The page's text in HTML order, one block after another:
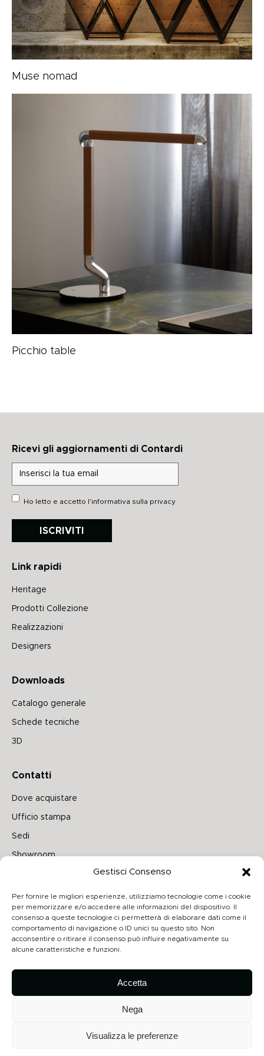
Gestisci Consenso
Per fornire le migliori esperienze, utilizziamo tecnologie come i cookie
per memorizzare e/o accedere alle informazioni del dispositivo. Il
consenso a queste tecnologie ci permetterà di elaborare dati come il
comportamento di navigazione o ID unici su questo sito. Non
acconsentire o ritirare il consenso può influire negativamente su
alcune caratteristiche e funzioni.
Accetta
Nega
Visualizza le preferenze
Muse nomad
Picchio table
Ricevi gli aggiornamenti di Contardi
Ho letto e accetto l'informativa sulla privacy
ISCRIVITI
Link rapidi
Heritage
Prodotti Collezione
Realizzazioni
Designers
Downloads
Catalogo generale
Schede tecniche
3D
Contatti
Dove acquistare
Ufficio stampa
Sedi
Showroom
Archiproducts
Privacy Policy
Copyright 2026 - Contardi Lighting Srl - P.Iva 02264720968 - Numero